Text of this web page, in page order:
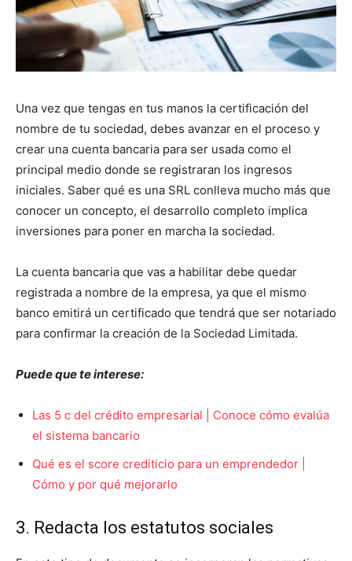
Una vez que tengas en tus manos la certificación del
nombre de tu sociedad, debes avanzar en el proceso y
crear una cuenta bancaria para ser usada como el
principal medio donde se registraran los ingresos
iniciales. Saber qué es una SRL conlleva mucho más que
conocer un concepto, el desarrollo completo implica
inversiones para poner en marcha la sociedad.
La cuenta bancaria que vas a habilitar debe quedar
registrada a nombre de la empresa, ya que el mismo
banco emitirá un certificado que tendrá que ser notariado
para confirmar la creación de la Sociedad Limitada.
Puede que te interese:
Las 5 c del crédito empresarial | Conoce cómo evalúa
el sistema bancario
Qué es el score crediticio para un emprendedor |
Cómo y por qué mejorarlo
3. Redacta los estatutos sociales